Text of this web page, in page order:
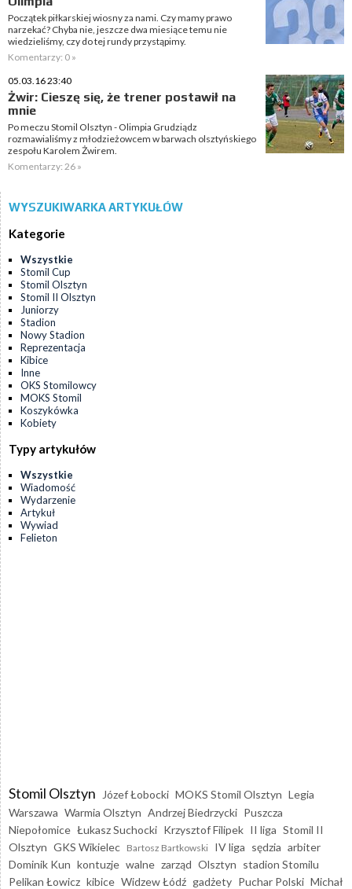
Początek piłkarskiej wiosny za nami. Czy mamy prawo
narzekać? Chyba nie, jeszcze dwa miesiące temu nie
wiedzieliśmy, czy do tej rundy przystąpimy.
Komentarzy: 0 »
05.03.16 23:40
Żwir: Cieszę się, że trener postawił na
mnie
Po meczu Stomil Olsztyn - Olimpia Grudziądz
rozmawialiśmy z młodzieżowcem w barwach olsztyńskiego
zespołu Karolem Żwirem.
Komentarzy: 26 »
WYSZUKIWARKA ARTYKUŁÓW
Kategorie
Wszystkie
Stomil Cup
Stomil Olsztyn
Stomil II Olsztyn
Juniorzy
Stadion
Nowy Stadion
Reprezentacja
Kibice
Inne
OKS Stomilowcy
MOKS Stomil
Koszykówka
Kobiety
Typy artykułów
Wszystkie
Wiadomość
Wydarzenie
Artykuł
Wywiad
Felieton
Stomil Olsztyn Józef Łobocki MOKS Stomil Olsztyn Legia
Warszawa Warmia Olsztyn Andrzej Biedrzycki Puszcza
Niepołomice Łukasz Suchocki Krzysztof Filipek II liga Stomil II
Olsztyn GKS Wikielec Bartosz Bartkowski IV liga sędzia arbiter
Dominik Kun kontuzje walne zarząd Olsztyn stadion Stomilu
Pelikan Łowicz kibice Widzew Łódź gadżety Puchar Polski Michał